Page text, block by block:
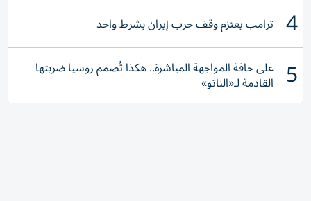
4 ترامب يعتزم وقف حرب إيران بشرط واحد
5 على حافة المواجهة المباشرة.. هكذا تُصمم روسيا ضربتها
القادمة لـ«الناتو»